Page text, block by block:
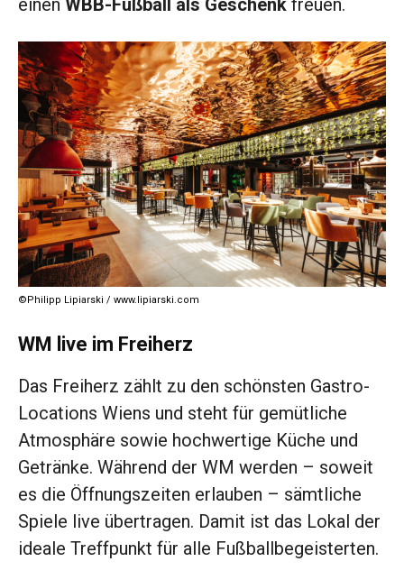
einen WBB-Fußball als Geschenk freuen.
©Philipp Lipiarski / www.lipiarski.com
WM live im Freiherz
Das Freiherz zählt zu den schönsten Gastro-
Locations Wiens und steht für gemütliche
Atmosphäre sowie hochwertige Küche und
Getränke. Während der WM werden – soweit
es die Öffnungszeiten erlauben – sämtliche
Spiele live übertragen. Damit ist das Lokal der
ideale Treffpunkt für alle Fußballbegeisterten.